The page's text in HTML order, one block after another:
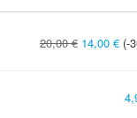
20,00 € 14,00 € (-